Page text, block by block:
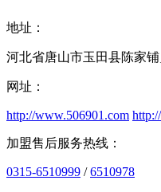
地址：
河北省唐山市玉田县陈家
网址：
http://www.506901.com
加盟售后服务热线：
0315-6510999 /6510978